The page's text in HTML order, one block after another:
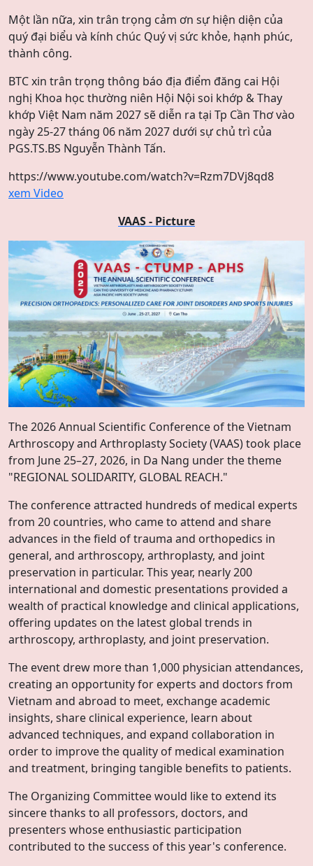
Một lần nữa, xin trân trọng cảm ơn sự hiện diện của
quý đại biểu và kính chúc Quý vị sức khỏe, hạnh phúc,
thành công.
BTC xin trân trọng thông báo địa điểm đăng cai Hội
nghị Khoa học thường niên Hội Nội soi khớp & Thay
khớp Việt Nam năm 2027 sẽ diễn ra tại Tp Cần Thơ vào
ngày 25-27 tháng 06 năm 2027 dưới sự chủ trì của
PGS.TS.BS Nguyễn Thành Tấn.
https://www.youtube.com/watch?v=Rzm7DVj8qd8
xem Video
VAAS - Picture
The 2026 Annual Scientific Conference of the Vietnam
Arthroscopy and Arthroplasty Society (VAAS) took place
from June 25–27, 2026, in Da Nang under the theme
"REGIONAL SOLIDARITY, GLOBAL REACH."
The conference attracted hundreds of medical experts
from 20 countries, who came to attend and share
advances in the field of trauma and orthopedics in
general, and arthroscopy, arthroplasty, and joint
preservation in particular. This year, nearly 200
international and domestic presentations provided a
wealth of practical knowledge and clinical applications,
offering updates on the latest global trends in
arthroscopy, arthroplasty, and joint preservation.
The event drew more than 1,000 physician attendances,
creating an opportunity for experts and doctors from
Vietnam and abroad to meet, exchange academic
insights, share clinical experience, learn about
advanced techniques, and expand collaboration in
order to improve the quality of medical examination
and treatment, bringing tangible benefits to patients.
The Organizing Committee would like to extend its
sincere thanks to all professors, doctors, and
presenters whose enthusiastic participation
contributed to the success of this year's conference.